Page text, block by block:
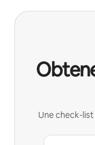
Une check-